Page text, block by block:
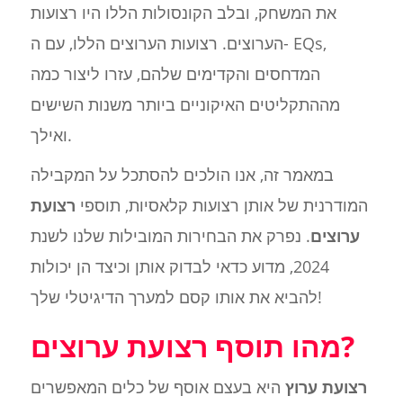
את המשחק, ובלב הקונסולות הללו היו רצועות
הערוצים. רצועות הערוצים הללו, עם ה- EQs,
המדחסים והקדימים שלהם, עזרו ליצור כמה
מההתקליטים האיקוניים ביותר משנות השישים
ואילך.
במאמר זה, אנו הולכים להסתכל על המקבילה
המודרנית של אותן רצועות קלאסיות, תוספי רצועת
ערוצים. נפרק את הבחירות המובילות שלנו לשנת
2024, מדוע כדאי לבדוק אותן וכיצד הן יכולות
להביא את אותו קסם למערך הדיגיטלי שלך!
מהו תוסף רצועת ערוצים?
רצועת ערוץ היא בעצם אוסף של כלים המאפשרים